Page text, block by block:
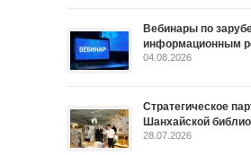
Вебинары по
информационным
04.08.2026
Стратегическое
Шанхайской
28.07.2026